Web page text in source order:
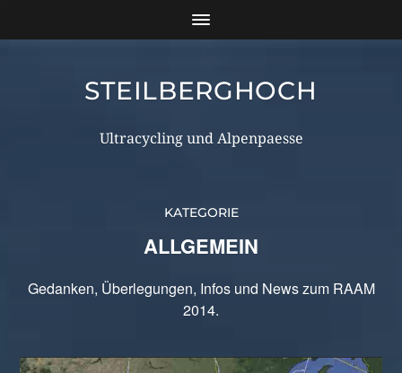
STEILBERGHOCH
Ultracycling und Alpenpaesse
KATEGORIE
ALLGEMEIN
Gedanken, Überlegungen, Infos und News zum RAAM
2014.